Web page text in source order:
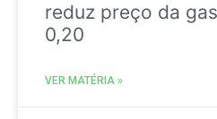
reduz preço da
0,20
VER MATÉRIA »